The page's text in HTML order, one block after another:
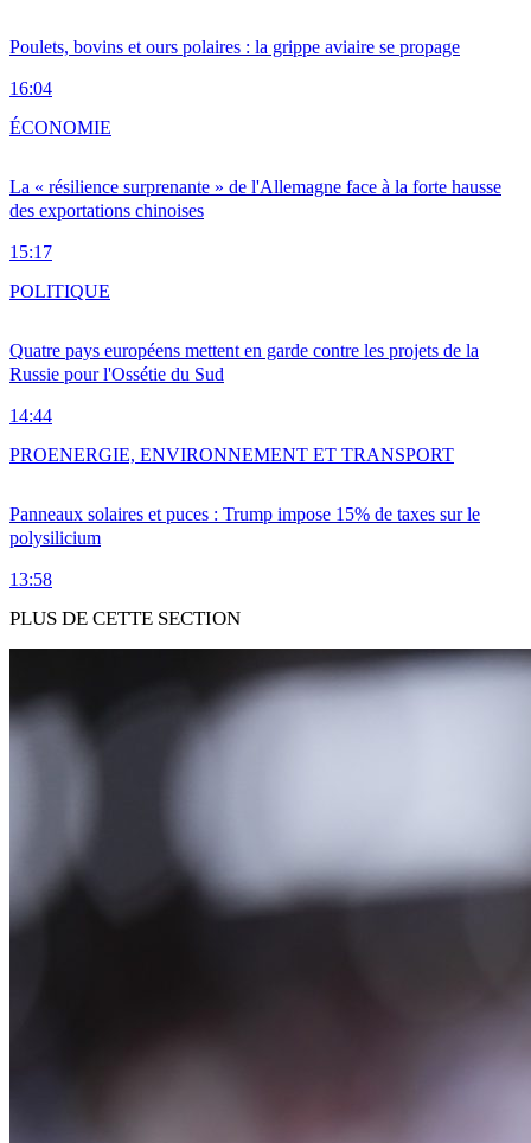
Poulets, bovins et ours polaires : la grippe aviaire se propage
16:04
La « résilience surprenante » de l'Allemagne face à la forte hausse
des exportations chinoises
15:17
ÉCONOMIE
Quatre pays européens mettent en garde contre les projets de la
Russie pour l'Ossétie du Sud
14:44
POLITIQUE
Panneaux solaires et puces : Trump impose 15% de taxes sur le
polysilicium
13:58
PROENERGIE, ENVIRONNEMENT ET TRANSPORT
PLUS DE CETTE SECTION